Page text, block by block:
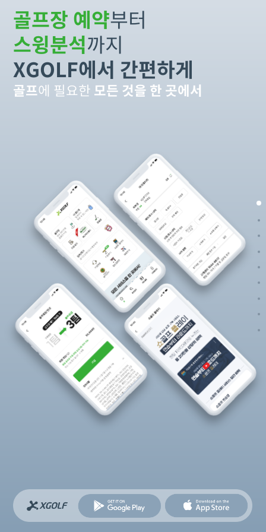
골프장 예약부터
스윙분석까지
XGOLF에서 간편하게
골프에 필요한 모든 것을 한 곳에서